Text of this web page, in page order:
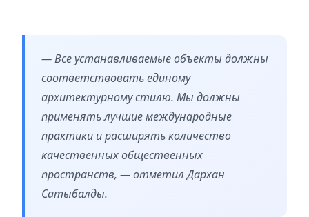
— Все устанавливаемые объекты должны
соответствовать единому
архитектурному стилю. Мы должны
применять лучшие международные
практики и расширять количество
качественных общественных
пространств, — отметил Дархан
Сатыбалды.